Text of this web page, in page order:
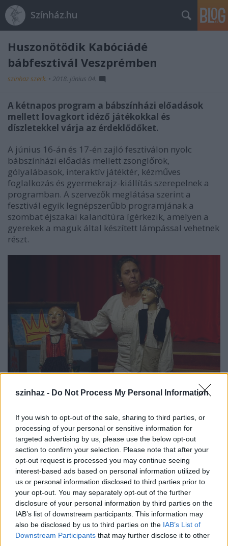
szinhaz - Do Not Process My Personal Information
If you wish to opt-out of the sale, sharing to third parties, or
processing of your personal or sensitive information for
targeted advertising by us, please use the below opt-out
section to confirm your selection. Please note that after your
opt-out request is processed you may continue seeing
interest-based ads based on personal information utilized by
us or personal information disclosed to third parties prior to
your opt-out. You may separately opt-out of the further
disclosure of your personal information by third parties on the
IAB’s list of downstream participants. This information may
also be disclosed by us to third parties on the IAB’s List of
Downstream Participants that may further disclose it to other
Színház.hu
Huszonötödik Kabóciádé
bábfesztivál Veszprémben
szinhaz szerk. • 2018. június 04.
A kétnapos program a bábszínházi előadások
mellett lovagkort idéző játékokkal és
díszletekkel várja az érdeklődőket.
A június 16-án és 17-én zajló fesztiválon nyolc
bábszínházi előadás mellett zsonglőrök,
gólyalábasok, interaktív játéktér, kézműves
foglalkozás és gyermekrajz-kiállítás szerepelnek a
programban. A szervezők meglátása szerint a
fesztivál egyik legnépszerűbb programjának a
szombat éjszakai kalandtúra ígérkezik, amelyen a
gyerekek a maguk által készített lámpással vehetnek
részt.
híven óriásbábok, gólyalábasok vonulnak fel a
veszprémi sétálóutcán, június 16-án, szombaton
délelőtt pedigÉcsi Gyöngyi A világ kenyerecímű
előadása nyitja a programsorozatot a Kolostorok és
Kertek rendezvénytéren. Ezt követően tűzzsonglőrök
lépnek a közönség elé és sárkánymaszkot viselő
óriásbábokkal is lehet majd találkozni.
Pulcinella kertészkedik, valamint A három kismalac
című bábelőadást a Ziránó Színház előadásában
láthatják a nézők, az Aranygyapjú Társulat pedig az
Ének Szent György vitézrőlcímű zenés bábjátékkal